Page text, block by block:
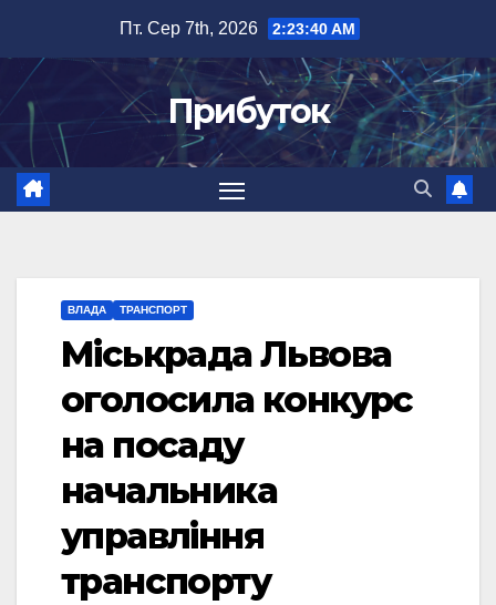
вмісту
Пт. Сер 7th, 2026 2:23:41 AM
Прибуток
ВЛАДА ТРАНСПОРТ
Міськрада Львова
оголосила конкурс
на посаду
начальника
управління
транспорту